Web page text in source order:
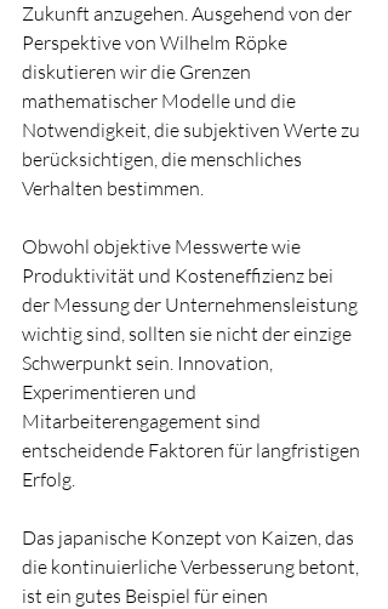
Zukunft anzugehen. Ausgehend von der
Perspektive von Wilhelm Röpke
diskutieren wir die Grenzen
mathematischer Modelle und die
Notwendigkeit, die subjektiven Werte zu
berücksichtigen, die menschliches
Verhalten bestimmen.
Obwohl objektive Messwerte wie
Produktivität und Kosteneffizienz bei
der Messung der Unternehmensleistung
wichtig sind, sollten sie nicht der einzige
Schwerpunkt sein. Innovation,
Experimentieren und
Mitarbeiterengagement sind
entscheidende Faktoren für langfristigen
Erfolg.
Das japanische Konzept von Kaizen, das
die kontinuierliche Verbesserung betont,
ist ein gutes Beispiel für einen